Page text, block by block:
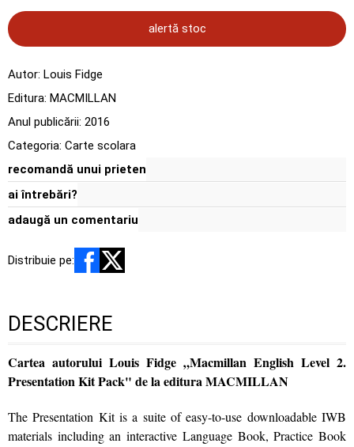
alertă stoc
Autor: Louis Fidge
Editura: MACMILLAN
Anul publicării: 2016
Categoria: Carte scolara
recomandă unui prieten
ai întrebări?
adaugă un comentariu
Distribuie pe:
DESCRIERE
Cartea autorului Louis Fidge „Macmillan English Level 2.
Presentation Kit Pack" de la editura MACMILLAN
The Presentation Kit is a suite of easy-to-use downloadable IWB
materials including an interactive Language Book, Practice Book